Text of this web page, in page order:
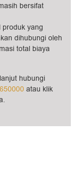
bersifat
produk yang
dihubungi oleh
total biaya
hubungi
atau klik